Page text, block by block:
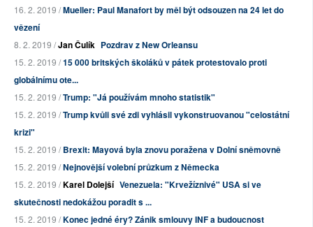
16. 2. 2019 /Mueller: Paul Manafort by měl být odsouzen na 24 let do
vězení
8. 2. 2019 /Jan Čulík Pozdrav z New Orleansu
15. 2. 2019 /15 000 britských školáků v pátek protestovalo proti
globálnímu ote...
15. 2. 2019 /Trump: "Já používám mnoho statistik"
15. 2. 2019 /Trump kvůli své zdi vyhlásil vykonstruovanou "celostátní
krizi"
15. 2. 2019 /Brexit: Mayová byla znovu poražena v Dolní sněmovně
15. 2. 2019 /Nejnovější volební průzkum z Německa
15. 2. 2019 /Karel Dolejší Venezuela: "Krvežíznivé" USA si ve
skutečnosti nedokážou poradit s ...
15. 2. 2019 /Konec jedné éry? Zánik smlouvy INF a budoucnost